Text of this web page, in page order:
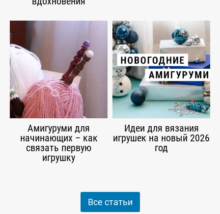
Амигуруми для
начинающих – как
связать первую
игрушку
Идеи для вязания
игрушек на новый 2026
год
Все статьи